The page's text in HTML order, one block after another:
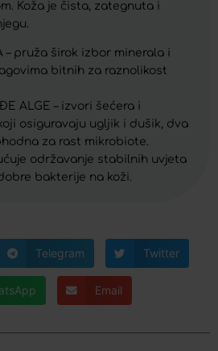
Koža je čista, zategnuta i
– pruža širok izbor minerala i
bitnih za raznolikost
ALGE – izvori šećera i
osiguravaju ugljik i dušik, dva
za rast mikrobiote.
održavanje stabilnih uvjeta
bakterije na koži.
Telegram Twitter
Email